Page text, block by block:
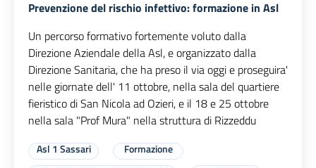
Prevenzione del rischio infettivo: formazione in Asl
Un percorso formativo fortemente voluto dalla
Direzione Aziendale della Asl, e organizzato dalla
Direzione Sanitaria, che ha preso il via oggi e proseguira'
nelle giornate dell' 11 ottobre, nella sala del quartiere
fieristico di San Nicola ad Ozieri, e il 18 e 25 ottobre
nella sala "Prof Mura" nella struttura di Rizzeddu
Asl 1 Sassari
Formazione